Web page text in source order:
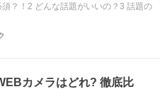
？！2 どんな話題がいいの？3 話題の